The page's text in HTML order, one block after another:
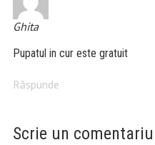
Ghita
Pupatul in cur este gratuit
Răspunde
Scrie un comentariu